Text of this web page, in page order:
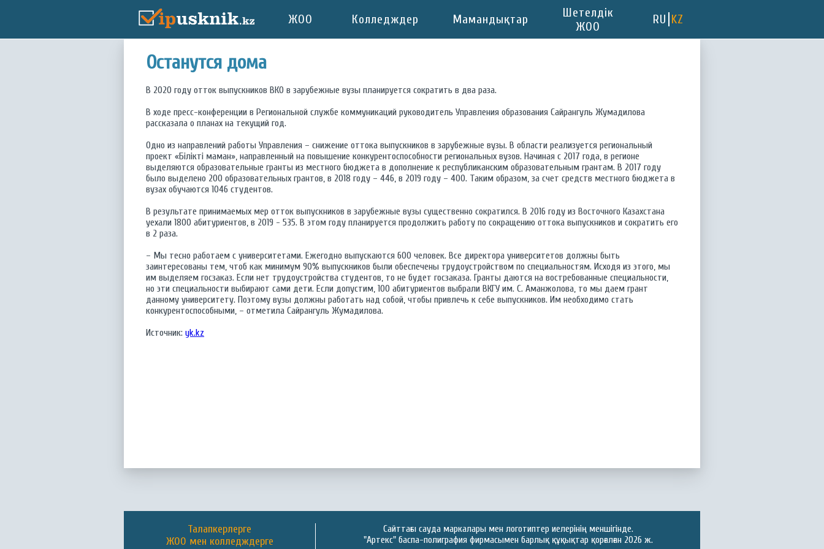
ЖОО Колледждер Мамандықтар
Шетелдік
ЖОО
RU KZ
Останутся дома
В 2020 году отток выпускников ВКО в зарубежные вузы планируется сократить в два раза.
В ходе пресс-конференции в Региональной службе коммуникаций руководитель Управления образования Сайрангуль Жумадилова
рассказала о планах на текущий год.
Одно из направлений работы Управления – снижение оттока выпускников в зарубежные вузы. В области реализуется региональный
проект «Білікті маман», направленный на повышение конкурентоспособности региональных вузов. Начиная с 2017 года, в регионе
выделяются образовательные гранты из местного бюджета в дополнение к республиканским образовательным грантам. В 2017 году
было выделено 200 образовательных грантов, в 2018 году – 446, в 2019 году – 400. Таким образом, за счет средств местного бюджета в
вузах обучаются 1046 студентов.
В результате принимаемых мер отток выпускников в зарубежные вузы существенно сократился. В 2016 году из Восточного Казахстана
уехали 1800 абитуриентов, в 2019 - 535. В этом году планируется продолжить работу по сокращению оттока выпускников и сократить его
в 2 раза.
– Мы тесно работаем с университетами. Ежегодно выпускаются 600 человек. Все директора университетов должны быть
заинтересованы тем, чтоб как минимум 90% выпускников были обеспечены трудоустройством по специальностям. Исходя из этого, мы
им выделяем госзаказ. Если нет трудоустройства студентов, то не будет госзаказа. Гранты даются на востребованные специальности,
но эти специальности выбирают сами дети. Если допустим, 100 абитуриентов выбрали ВКГУ им. С. Аманжолова, то мы даем грант
данному университету. Поэтому вузы должны работать над собой, чтобы привлечь к себе выпускников. Им необходимо стать
конкурентоспособными, – отметила Сайрангуль Жумадилова.
Источник: yk.kz
Талапкерлерге
ЖОО мен колледждерге
Сайттағы сауда маркалары мен логотиптер иелерінің меншігінде.
"Артекс" баспа-полиграфия фирмасымен барлық құқықтар қорғалған 2026 ж.